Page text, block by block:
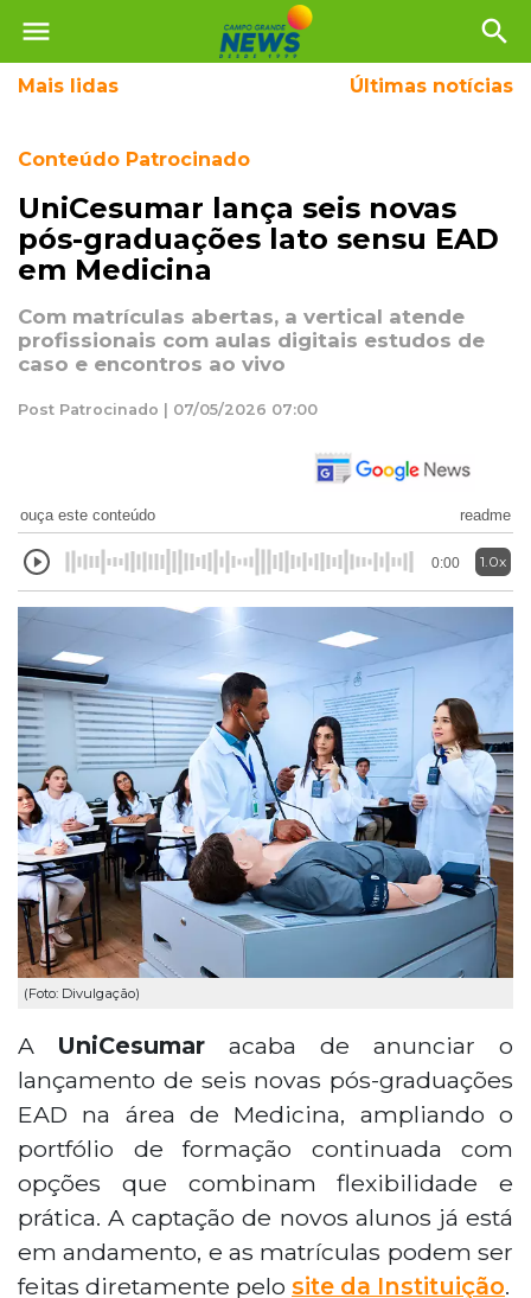
menu search
Mais lidas Últimas notícias
Conteúdo Patrocinado
UniCesumar lança seis novas
pós-graduações lato sensu EAD
em Medicina
Com matrículas abertas, a vertical atende
profissionais com aulas digitais estudos de
caso e encontros ao vivo
Post Patrocinado | 07/05/2026 07:00
ouça este conteúdo readme
0:00 1.0x
(Foto: Divulgação)
A UniCesumar acaba de anunciar o
lançamento de seis novas pós-graduações
EAD na área de Medicina, ampliando o
portfólio de formação continuada com
opções que combinam flexibilidade e
prática. A captação de novos alunos já está
em andamento, e as matrículas podem ser
feitas diretamente pelo site da Instituição.